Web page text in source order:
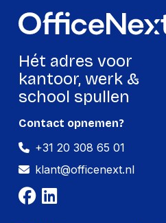
Productformaat
Lengte
Breedte
Verpakking
Hét adres voor
kantoor, werk &
school spullen
Contact opnemen?
+31 20 308 65 01
klant@officenext.nl